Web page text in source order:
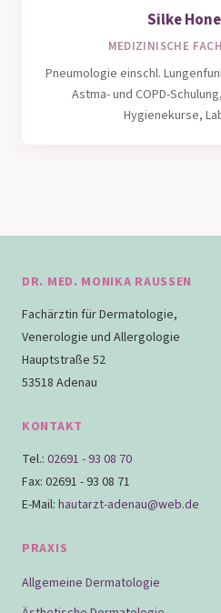
Silke
MEDIZINISCHE
Pneumologie einschl.
Astma- und COPD-
Hygienekurse,
DR. MED. MONIKA RAUSSEN
Fachärztin für Dermatologie,
Venerologie und Allergologie
Hauptstraße 52
53518 Adenau
KONTAKT
Tel.: 02691 - 93 08 70
Fax: 02691 - 93 08 71
E-Mail: hautarzt-adenau@web.de
PRAXIS
Allgemeine Dermatologie